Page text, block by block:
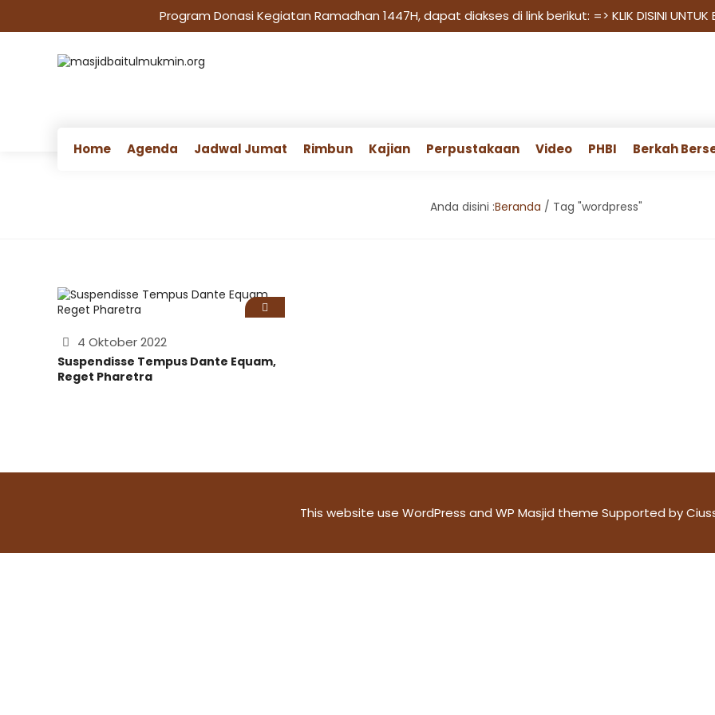
Program Donasi Kegiatan Ramadhan 1447H, dapat diakses di link berikut: => KLIK DISINI UNTUK
Home Agenda Jadwal Jumat Rimbun Kajian Perpustakaan Video PHBI Berkah
Anda disini :Beranda / Tag "wordpress"
4 Oktober 2022
Suspendisse Tempus Dante Equam,
Reget Pharetra
This website use WordPress and WP Masjid theme Supported by